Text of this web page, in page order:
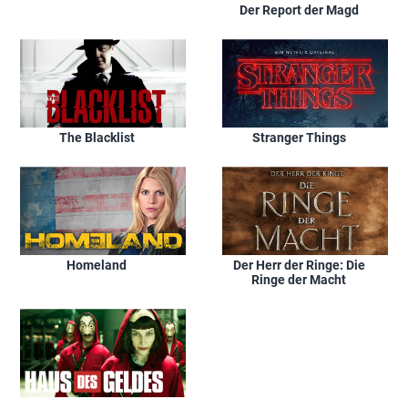
Der Report der Magd
The Blacklist Stranger Things
Homeland
Der Herr der Ringe: Die
Ringe der Macht